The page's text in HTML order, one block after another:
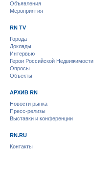
Объявления
Мероприятия
RN TV
Города
Доклады
Интервью
Герои Российской Недвижимости
Опросы
Объекты
АРХИВ RN
Новости рынка
Пресс-релизы
Выставки и конференции
RN.RU
Контакты